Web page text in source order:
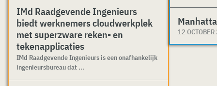
IMd Raadgevende Ingenieurs
biedt werknemers cloudwerkplek
met superzware reken- en
tekenapplicaties
IMd Raadgevende Ingenieurs is een onafhankelijk
ingenieursbureau dat ...
12